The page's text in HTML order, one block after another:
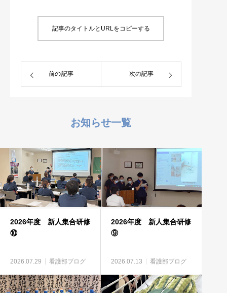
記事のタイトルとURLをコピーする
前の記事 次の記事
お知らせ一覧
2026年度 新人集合研修
⑩
2026.07.29 看護部ブログ
2026年度 新人集合研修
⑨
2026.07.13 看護部ブログ